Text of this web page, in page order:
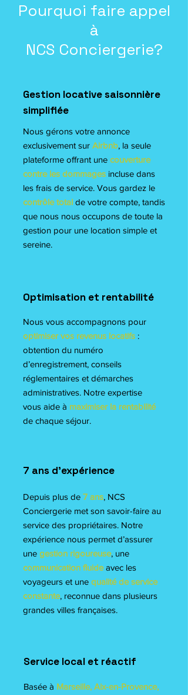
Pourquoi faire appel
à
NCS Conciergerie?
Gestion locative saisonnière
simplifiée
Nous gérons votre annonce
exclusivement sur Airbnb, la seule
plateforme offrant une couverture
contre les dommages incluse dans
les frais de service. Vous gardez le
contrôle total de votre compte, tandis
que nous nous occupons de toute la
gestion pour une location simple et
sereine.
Optimisation et rentabilité
Nous vous accompagnons pour
optimiser vos revenus locatifs :
obtention du numéro
d’enregistrement, conseils
réglementaires et démarches
administratives. Notre expertise
vous aide à maximiser la rentabilité
de chaque séjour.
7 ans d’expérience
Depuis plus de 7 ans, NCS
Conciergerie met son savoir-faire au
service des propriétaires. Notre
expérience nous permet d’assurer
une gestion rigoureuse, une
communication fluideavec les
voyageurs et une qualité de service
constante, reconnue dans plusieurs
grandes villes françaises.
Service local et réactif
Basée à Marseille, Aix-en-Provence,